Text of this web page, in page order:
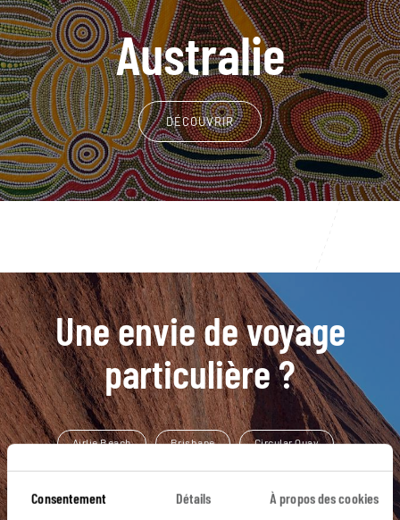
Consentement Détails À propos des cookies
Australie
DÉCOUVRIR
Une envie de voyage
particulière ?
Airlie Beach Brisbane Circular Quay